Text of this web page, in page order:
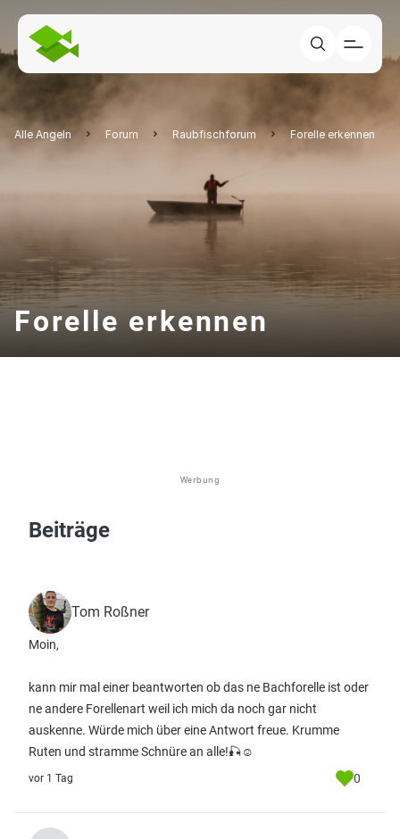
Alle Angeln Forum Raubfischforum Forelle erkennen
Forelle erkennen
Werbung
Beiträge
Tom Roßner
Moin,
kann mir mal einer beantworten ob das ne Bachforelle ist oder
ne andere Forellenart weil ich mich da noch gar nicht
auskenne. Würde mich über eine Antwort freue. Krumme
Ruten und stramme Schnüre an alle!🎣☺
vor 1 Tag 0